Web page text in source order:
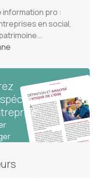
information pro :
en social,
Guide n° 1
Guide n° 2
Guide n° 3
Présentation Guide n° 4